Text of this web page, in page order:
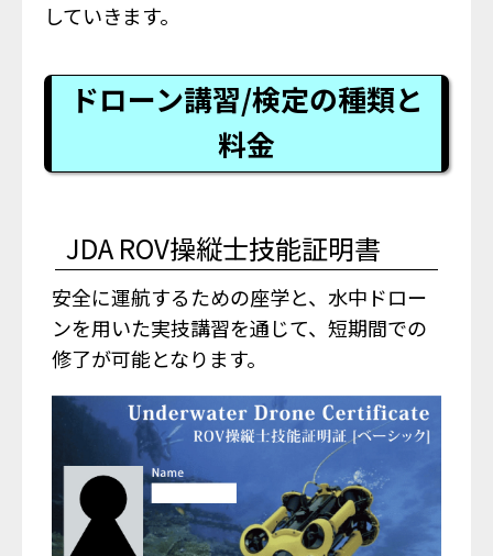
していきます。
ドローン講習/検定の種類と
料金
JDA ROV操縦士技能証明書
安全に運航するための座学と、水中ドロー
ンを用いた実技講習を通じて、短期間での
修了が可能となります。